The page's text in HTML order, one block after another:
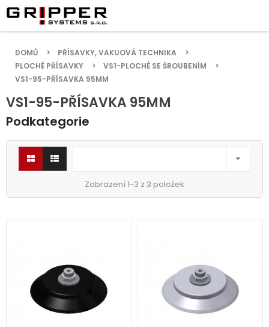
DOMŮ
PŘÍSAVKY, VAKUOVÁ TECHNIKA
PLOCHÉ PŘÍSAVKY
VS1-PLOCHÉ SE ŠROUBENÍM
VS1-95-PŘÍSAVKA 95MM
VS1-95-PŘÍSAVKA 95MM
Podkategorie

Zobrazení 1-3 z 3 položek